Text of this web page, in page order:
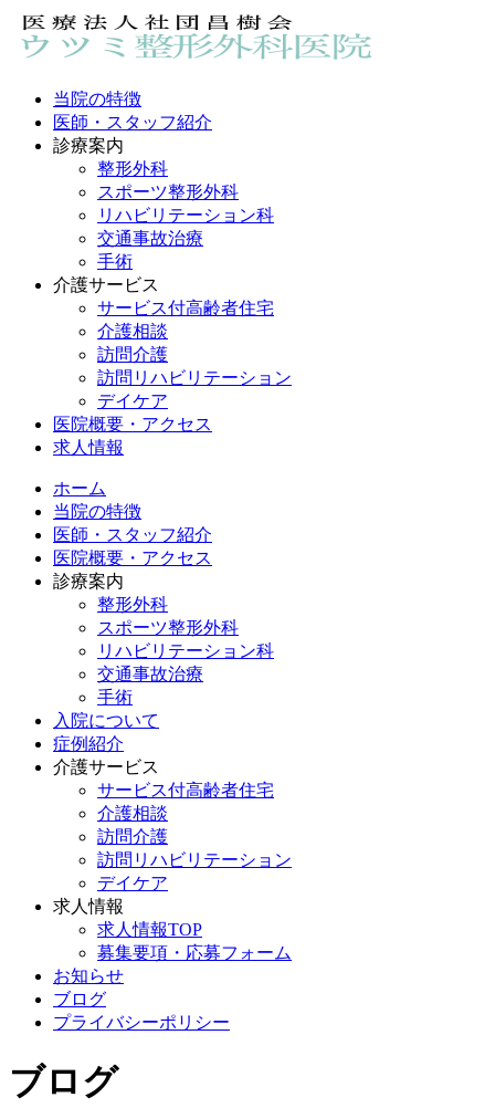
当院の特徴
医師・スタッフ紹介
診療案内
整形外科
スポーツ整形外科
リハビリテーション科
交通事故治療
手術
介護サービス
サービス付高齢者住宅
介護相談
訪問介護
訪問リハビリテーション
デイケア
医院概要・アクセス
求人情報
ホーム
当院の特徴
医師・スタッフ紹介
医院概要・アクセス
診療案内
整形外科
スポーツ整形外科
リハビリテーション科
交通事故治療
手術
入院について
症例紹介
介護サービス
サービス付高齢者住宅
介護相談
訪問介護
訪問リハビリテーション
デイケア
求人情報
求人情報TOP
募集要項・応募フォーム
お知らせ
ブログ
プライバシーポリシー
ブログ